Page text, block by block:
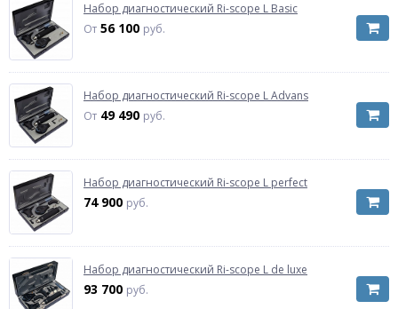
Набор диагностический Ri-scope L Basic
От 56 100 руб.
Набор диагностический Ri-scope L Advans
От 49 490 руб.
Набор диагностический Ri-scope L perfect
74 900 руб.
Набор диагностический Ri-scope L de luxe
93 700 руб.